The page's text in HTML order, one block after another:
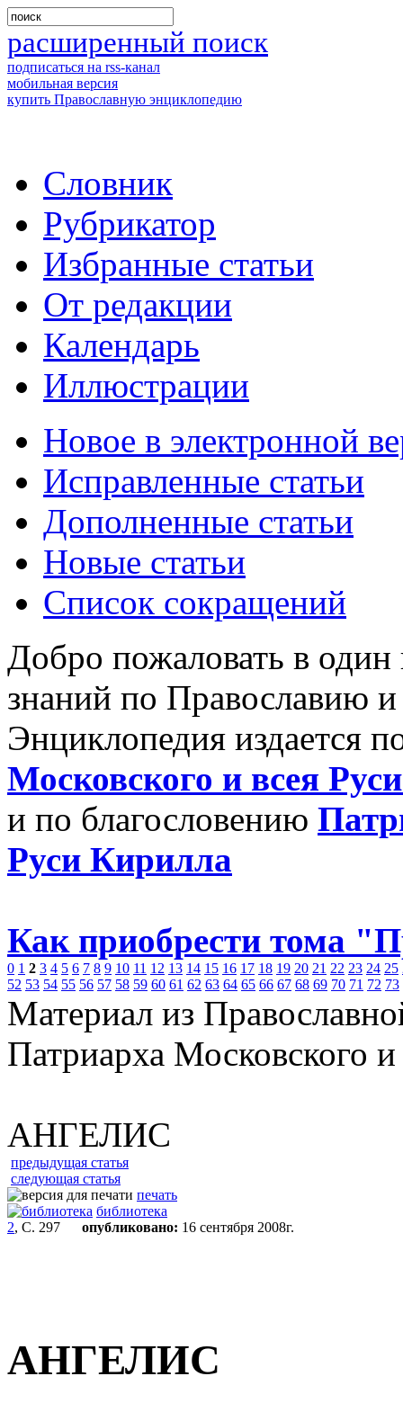
расширенный поиск
подписаться на rss-канал
мобильная версия
купить Православную энциклопедию
Словник
Рубрикатор
Избранные статьи
От редакции
Календарь
Иллюстрации
Новое в электронной
Исправленные статьи
Дополненные статьи
Новые статьи
Список сокращений
Добро пожаловать в
знаний по Православию
Энциклопедия издается
Московского и всея
и по благословению
Руси Кирилла
Как приобрести тома
0 1 2 3 4 5 6 7 8 9 10 11 12 13 14 15 16 17 18 19 20 21 22 23 24 25
52 53 54 55 56 57 58 59 60 61 62 63 64 65 66 67 68 69 70 71 72 73
Материал из
Патриарха Московского
АНГЕЛИС
предыдущая статья
следующая статья
печать
библиотека
2, С. 297 опубликовано: 16 сентября 2008г.
АНГЕЛИС